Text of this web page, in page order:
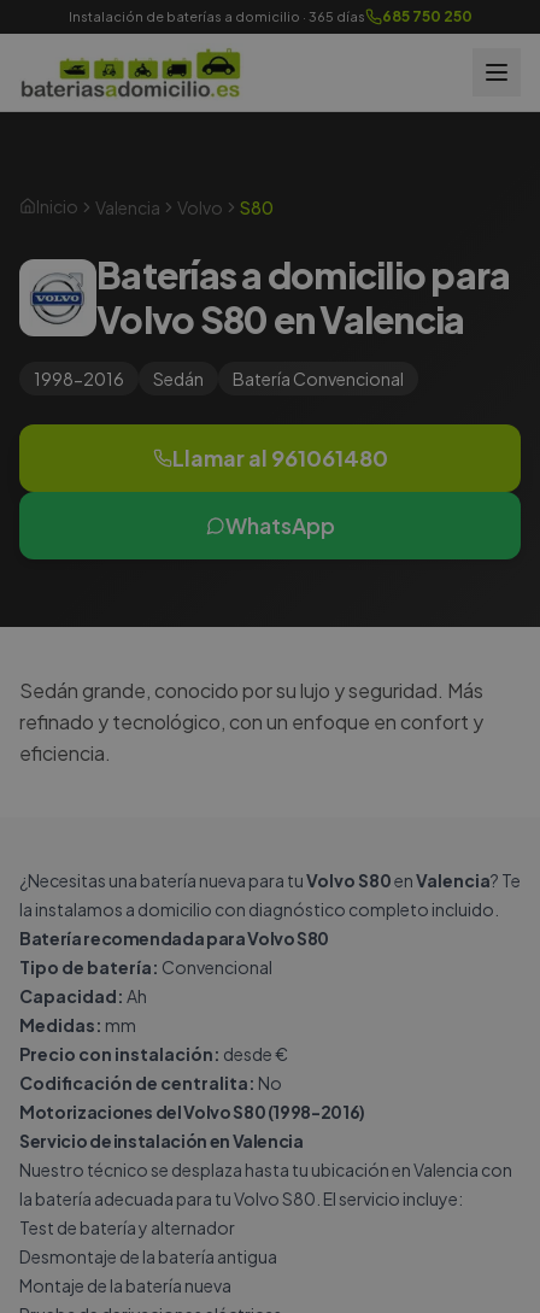
Instalación de baterías a domicilio · 365 días 685 750 250
Inicio Valencia Volvo S80
Baterías a domicilio para
Volvo S80 en Valencia
1998-2016 Sedán Batería Convencional
Llamar al 961061480
WhatsApp
Sedán grande, conocido por su lujo y seguridad. Más
refinado y tecnológico, con un enfoque en confort y
eficiencia.
¿Necesitas una batería nueva para tuVolvo S80enValencia? Te
la instalamos a domicilio con diagnóstico completo incluido.
Batería recomendada para Volvo S80
Tipo de batería: Convencional
Capacidad: Ah
Medidas: mm
Precio con instalación: desde €
Codificación de centralita: No
Motorizaciones del Volvo S80 (1998-2016)
Servicio de instalación en Valencia
Nuestro técnico se desplaza hasta tu ubicación en Valencia con
la batería adecuada para tu Volvo S80. El servicio incluye:
Test de batería y alternador
Desmontaje de la batería antigua
Montaje de la batería nueva